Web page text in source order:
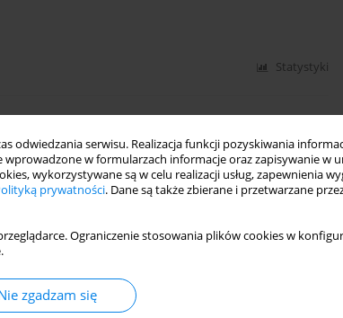
odwiedzania serwisu. Realizacja funkcji pozyskiwania
w formularzach informacje oraz zapisywanie w
wykorzystywane są w celu realizacji usług, zapewnienia
prywatności. Dane są także zbierane i przetwarzane
Ograniczenie stosowania plików cookies w
zgadzam się
Statystyki
wartości, strategie radzenia sobie ze
Statystyki